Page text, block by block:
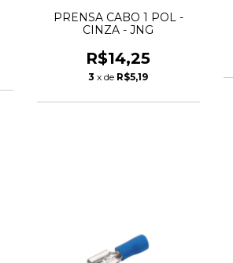
PRENSA CABO 1 POL -
CINZA - JNG
R$14,25
3 x de R$5,19